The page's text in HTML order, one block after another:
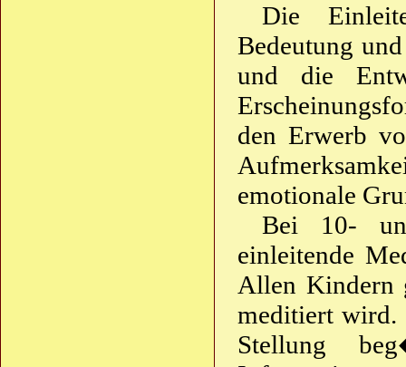
Die
Bedeutung
und die
den Erwerb
emotionale
Bei 10-
einleitende
Allen
meditiert wird.
Stellung